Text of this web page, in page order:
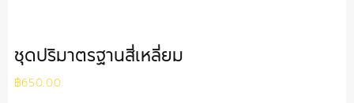
ชุดปริมาตรฐานสี่เหลี่ยม
฿650.00